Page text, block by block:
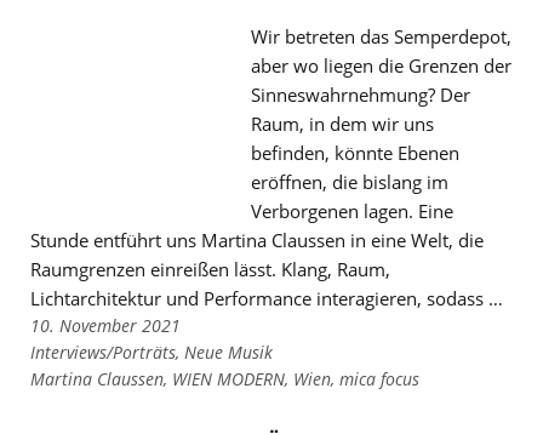
Wir betreten das Semperdepot,
aber wo liegen die Grenzen der
Sinneswahrnehmung? Der
Raum, in dem wir uns
befinden, könnte Ebenen
eröffnen, die bislang im
Verborgenen lagen. Eine
Stunde entführt uns Martina Claussen in eine Welt, die
Raumgrenzen einreißen lässt. Klang, Raum,
Lichtarchitektur und Performance interagieren, sodass …
10. November 2021
Links
zu
Interviews/Porträts, Neue Musik
Links
Martina Claussen, WIEN MODERN, Wien, mica focus